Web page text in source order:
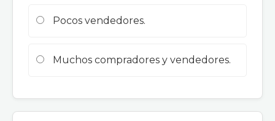
Pocos vendedores.
Muchos compradores y vendedores.